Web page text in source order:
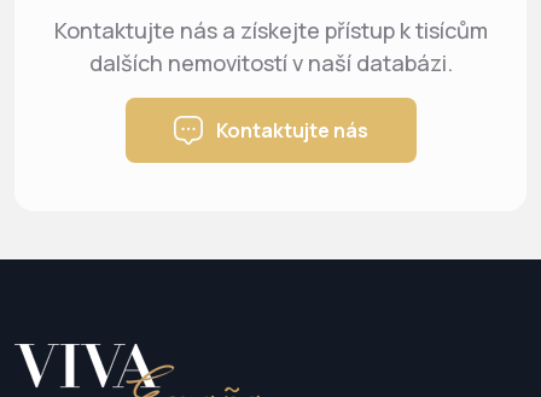
Kontaktujte nás a získejte přístup k tisícům
dalších nemovitostí v naší databázi.
Kontaktujte nás